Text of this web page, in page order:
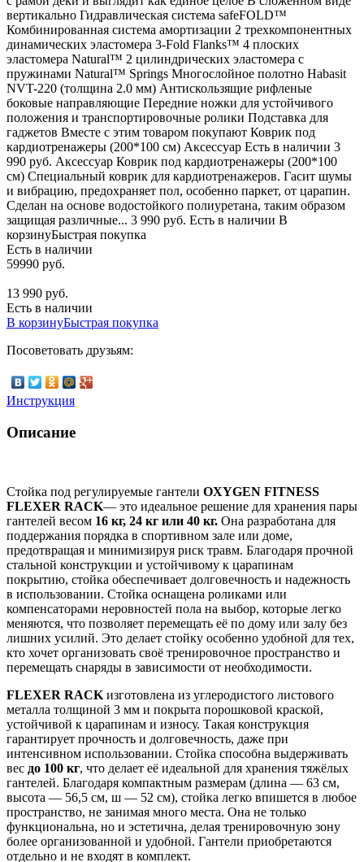
вертикально Гидравлическая система safeFOLD™
Комбинированная система амортизации 2 трехкомпонентных
динамических эластомера 3-Fold Flanks™ 4 плоских
эластомера Natural™ 2 цилиндрических эластомера с
пружинами Natural™ Springs Многослойное полотно Habasit
NVT-220 (толщина 2.0 мм) Антискользящие рифленые
боковые направляющие Передние ножки для устойчивого
положения и транспортировочные ролики Подставка для
гаджетов Вместе с этим товаром покупают Коврик под
кардиотренажеры (200*100 см) Аксессуар Есть в наличии 3
990 руб. Аксессуар Коврик под кардиотренажеры (200*100
см) Специальный коврик для кардиотренажеров. Гасит шумы
и вибрацию, предохраняет пол, особенно паркет, от царапин.
Сделан на основе водостойкого полиуретана, таким образом
защищая различные... 3 990 руб. Есть в наличии В
корзинуБыстрая покупка
Есть в наличии
59990 руб.
13 990 руб.
Есть в наличии
В корзинуБыстрая покупка
Посоветовать друзьям:
Инструкция
Описание
Стойка под регулируемые гантели OXYGEN FITNESS
FLEXER RACK— это идеальное решение для хранения пары
гантелей весом 16 кг, 24 кг или 40 кг. Она разработана для
поддержания порядка в спортивном зале или доме,
предотвращая и минимизируя риск травм. Благодаря прочной
стальной конструкции и устойчивому к царапинам
покрытию, стойка обеспечивает долговечность и надежность
в использовании. Стойка оснащена роликами или
компенсаторами неровностей пола на выбор, которые легко
меняются, что позволяет перемещать её по дому или залу без
лишних усилий. Это делает стойку особенно удобной для тех,
кто хочет организовать своё тренировочное пространство и
перемещать снаряды в зависимости от необходимости.
FLEXER RACK изготовлена из углеродистого листового
металла толщиной 3 мм и покрыта порошковой краской,
устойчивой к царапинам и износу. Такая конструкция
гарантирует прочность и долговечность, даже при
интенсивном использовании. Стойка способна выдерживать
вес до 100 кг, что делает её идеальной для хранения тяжёлых
гантелей. Благодаря компактным размерам (длина — 63 см,
высота — 56,5 см, ш — 52 см), стойка легко впишется в любое
пространство, не занимая много места. Она не только
функциональна, но и эстетична, делая тренировочную зону
более организованной и удобной. Гантели приобретаются
отдельно и не входят в комплект.